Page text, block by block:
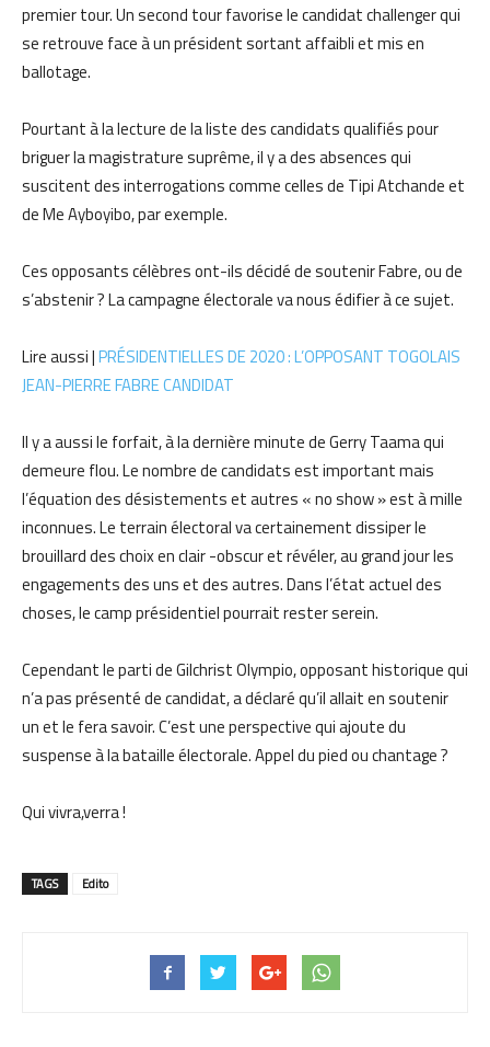
premier tour. Un second tour favorise le candidat challenger qui
se retrouve face à un président sortant affaibli et mis en
ballotage.
Pourtant à la lecture de la liste des candidats qualifiés pour
briguer la magistrature suprême, il y a des absences qui
suscitent des interrogations comme celles de Tipi Atchande et
de Me Ayboyibo, par exemple.
Ces opposants célèbres ont-ils décidé de soutenir Fabre, ou de
s’abstenir ? La campagne électorale va nous édifier à ce sujet.
Lire aussi |PRÉSIDENTIELLES DE 2020 : L’OPPOSANT TOGOLAIS
JEAN-PIERRE FABRE CANDIDAT
Il y a aussi le forfait, à la dernière minute de Gerry Taama qui
demeure flou. Le nombre de candidats est important mais
l’équation des désistements et autres « no show » est à mille
inconnues. Le terrain électoral va certainement dissiper le
brouillard des choix en clair -obscur et révéler, au grand jour les
engagements des uns et des autres. Dans l’état actuel des
choses, le camp présidentiel pourrait rester serein.
Cependant le parti de Gilchrist Olympio, opposant historique qui
n’a pas présenté de candidat, a déclaré qu’il allait en soutenir
un et le fera savoir. C’est une perspective qui ajoute du
suspense à la bataille électorale. Appel du pied ou chantage ?
Qui vivra,verra !
TAGS Edito